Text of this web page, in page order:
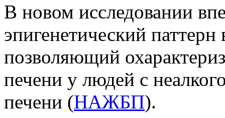
В новом исследовании
эпигенетический
позволяющий
печени у людей с
печени (НАЖБП).